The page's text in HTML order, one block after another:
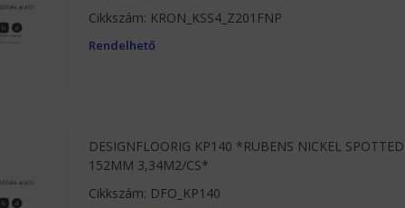
Cikkszám: KRON_KSS4_Z201FNP
Rendelhető
DESIGNFLOORIG KP140 *RUBENS NICKEL
152MM 3,34M2/CS*
Cikkszám: DFO_KP140